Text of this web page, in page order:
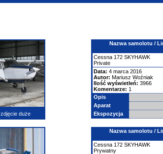
zdjęcie duże
Nazwa samolotu /
Cessna 172 SKYHAWK
Private
Data: 4 marca 2016
Autor: Mariusz Woźniak
Ilość wyświetleń: 3966
Komentarze: 1
Opis
Aparat
Ekspozycja
Nazwa samolotu /
Cessna 172 SKYHAWK
Prywatny